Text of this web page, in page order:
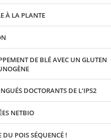
À LA PLANTE
DE BLÉ AVEC UN GLUTEN
DOCTORANTS DE L’IPS2
NETBIO
DU POIS SÉQUENCÉ !